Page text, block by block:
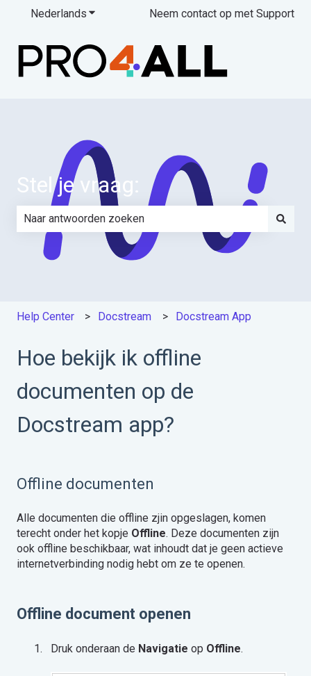
Nederlands Submenu tonen voor vertalingen
Neem contact op met Support
Stel je vraag:
Er zijn geen suggesties want het zoekveld is leeg.
Help Center Docstream Docstream App
Hoe bekijk ik offline
documenten op de
Docstream app?
Offline documenten
Alle documenten die offline zjin opgeslagen, komen
terecht onder het kopje Offline. Deze documenten zijn
ook offline beschikbaar, wat inhoudt dat je geen actieve
internetverbinding nodig hebt om ze te openen.
Offline document openen
Druk onderaan de Navigatie op Offline.